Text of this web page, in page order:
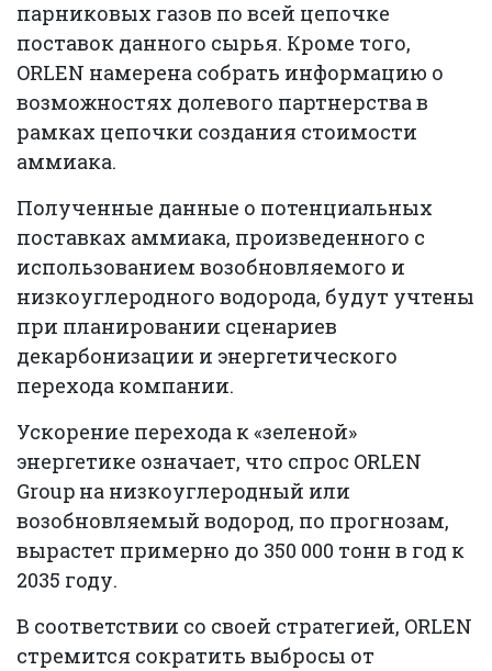
парниковых газов по всей цепочке
поставок данного сырья. Кроме того,
ORLEN намерена собрать информацию о
возможностях долевого партнерства в
рамках цепочки создания стоимости
аммиака.
Полученные данные о потенциальных
поставках аммиака, произведенного с
использованием возобновляемого и
низкоуглеродного водорода, будут учтены
при планировании сценариев
декарбонизации и энергетического
перехода компании.
Ускорение перехода к «зеленой»
энергетике означает, что спрос ORLEN
Group на низкоуглеродный или
возобновляемый водород, по прогнозам,
вырастет примерно до 350 000 тонн в год к
2035 году.
В соответствии со своей стратегией, ORLEN
стремится сократить выбросы от